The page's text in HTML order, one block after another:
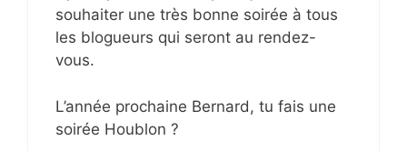
souhaiter une très bonne soirée à tous
les blogueurs qui seront au rendez-
vous.
L’année prochaine Bernard, tu fais une
soirée Houblon ?